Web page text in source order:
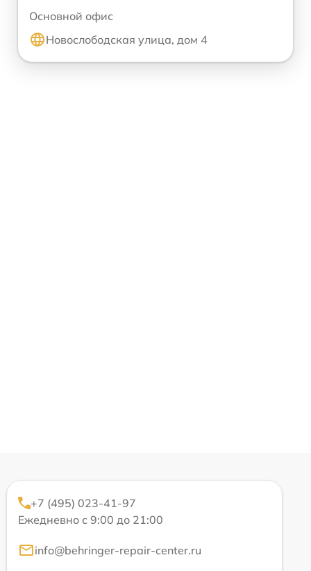
Основной офис
Новослободская улица, дом 4
+7 (495) 023-41-97
Ежедневно с 9:00 до 21:00
info@behringer-repair-center.ru